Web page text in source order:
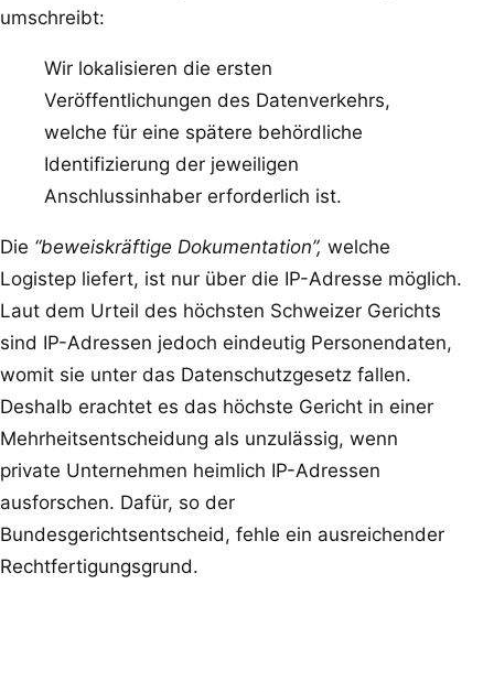
umschreibt:
Wir lokalisieren die ersten
Veröffentlichungen des Datenverkehrs,
welche für eine spätere behördliche
Identifizierung der jeweiligen
Anschlussinhaber erforderlich ist.
Die “beweiskräftige Dokumentation”, welche
Logistep liefert, ist nur über die IP-Adresse möglich.
Laut dem Urteil des höchsten Schweizer Gerichts
sind IP-Adressen jedoch eindeutig Personendaten,
womit sie unter das Datenschutzgesetz fallen.
Deshalb erachtet es das höchste Gericht in einer
Mehrheitsentscheidung als unzulässig, wenn
private Unternehmen heimlich IP-Adressen
ausforschen. Dafür, so der
Bundesgerichtsentscheid, fehle ein ausreichender
Rechtfertigungsgrund.